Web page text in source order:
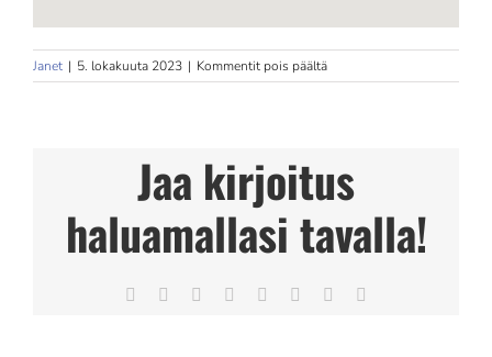
Janet | 5. lokakuuta 2023 | Kommentit pois päältäartikkelissa
Villen
Jaa kirjoitus
haluamallasi tavalla!
Facebook Reddit LinkedIn
TumblrPinterest